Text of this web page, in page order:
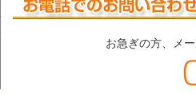
お急ぎの方、メ